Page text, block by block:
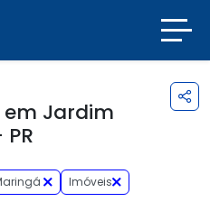
Jardim
Imóveis